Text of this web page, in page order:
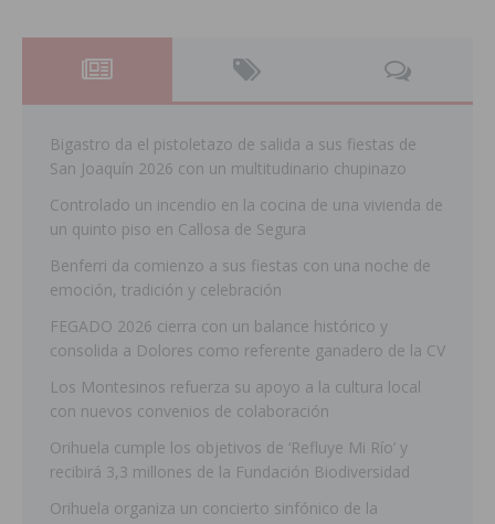
Bigastro da el pistoletazo de salida a sus fiestas de
San Joaquín 2026 con un multitudinario chupinazo
Controlado un incendio en la cocina de una vivienda de
un quinto piso en Callosa de Segura
Benferri da comienzo a sus fiestas con una noche de
emoción, tradición y celebración
FEGADO 2026 cierra con un balance histórico y
consolida a Dolores como referente ganadero de la CV
Los Montesinos refuerza su apoyo a la cultura local
con nuevos convenios de colaboración
Orihuela cumple los objetivos de ‘Refluye Mi Río’ y
recibirá 3,3 millones de la Fundación Biodiversidad
Orihuela organiza un concierto sinfónico de la